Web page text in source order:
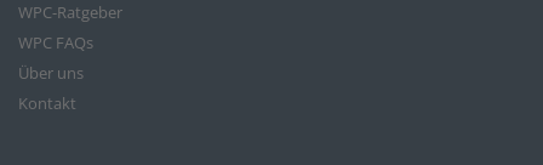
WPC-Ratgeber
WPC FAQs
Über uns
Kontakt